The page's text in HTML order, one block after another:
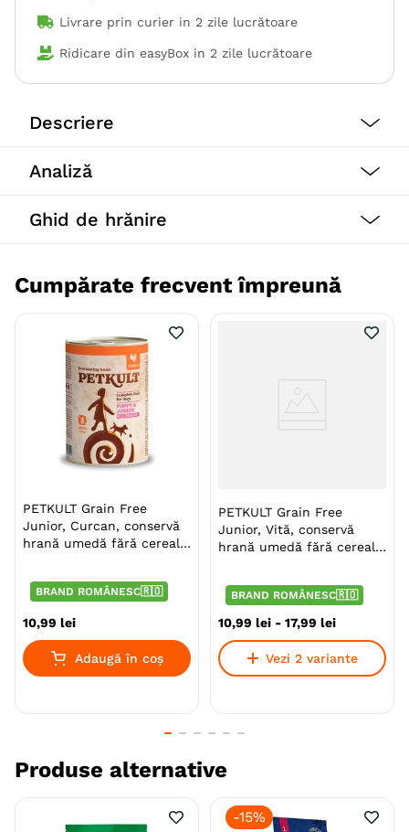
Livrare prin curier in 2 zile lucrătoare
Ridicare din easyBox in 2 zile lucrătoare
Descriere
tău într-un mod natural, astfel încât tu și acesta să vă
Caini
Talie
Varsta
Aroma Rata
Monoproteic Nu
Metoda de preparare Uscata prin extrudare
Indicatii Speciale Sistem Digestiv & Probiotice
Ambalaj Sac
Pet Product
Analiză
Ghid de hrănire
Cumpărate frecvent împreună
PETKULT Grain Free
Junior, Curcan, conservă
hrană umedă fără cereale
BRAND ROMÂNESC🇷🇴
10,99 lei
Adaugă în coș
PETKULT Grain Free
Junior, Vită, conservă
hrană umedă fără cereale
BRAND ROMÂNESC🇷🇴
10,99 lei - 17,99 lei
Vezi 2 variante
Produse alternative
-15%